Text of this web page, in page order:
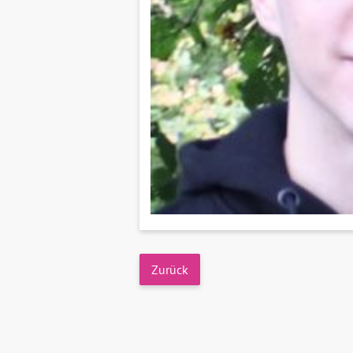
Zurück